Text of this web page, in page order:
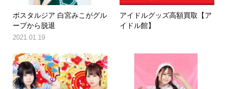
ポスタルジア 白宮みこがグル
ープから脱退
2021.01.19
アイドルグッズ高額買取【ア
イドル館】